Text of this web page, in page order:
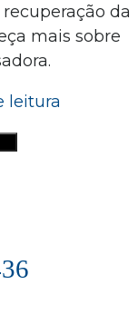
da
mais sobre
leitura